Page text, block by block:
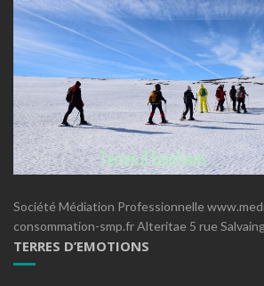
Société Médiation Professionnelle
consommation-smp.fr Alteritae 5 rue
TERRES D’EMOTIONS